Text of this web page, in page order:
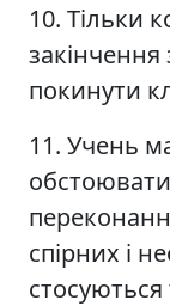
10. Тільки
покинути
11. Учень
обстоювати
спірних і